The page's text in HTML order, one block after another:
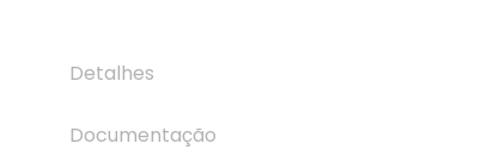
Detalhes
Documentação